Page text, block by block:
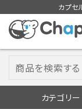
カプセ
カテゴリー